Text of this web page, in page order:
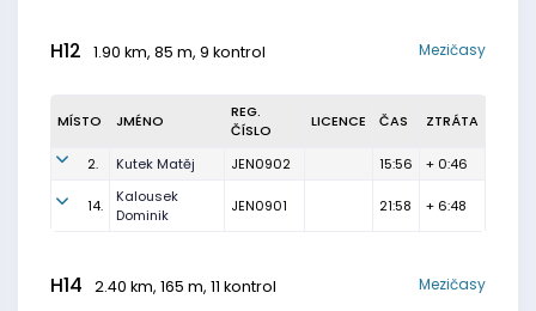
H12 1.90 km, 85 m, 9 kontrol Mezičasy
MÍSTO JMÉNO
REG.
ČÍSLO
LICENCE ČAS ZTRÁTA
2. Kutek Matěj JEN0902 15:56 + 0:46
14.
Kalousek
Dominik
JEN0901 21:58 + 6:48
H14 2.40 km, 165 m, 11 kontrol Mezičasy